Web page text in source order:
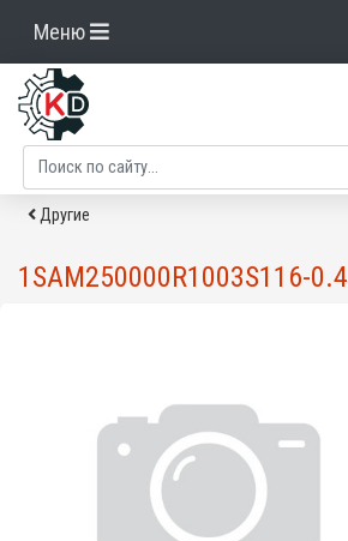
Меню
Другие
1SAM250000R1003S116-0.4